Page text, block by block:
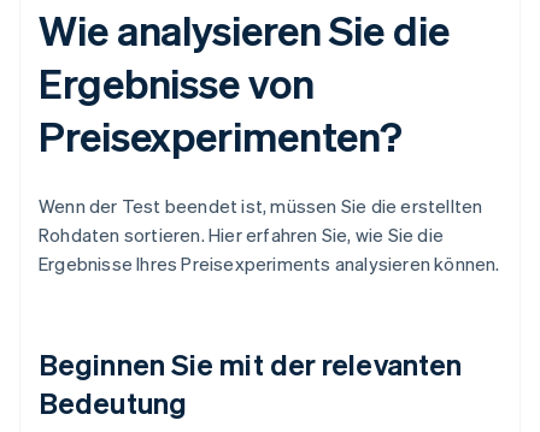
Wie analysieren Sie die
Ergebnisse von
Preisexperimenten?
Wenn der Test beendet ist, müssen Sie die erstellten
Rohdaten sortieren. Hier erfahren Sie, wie Sie die
Ergebnisse Ihres Preisexperiments analysieren können.
Beginnen Sie mit der relevanten
Bedeutung